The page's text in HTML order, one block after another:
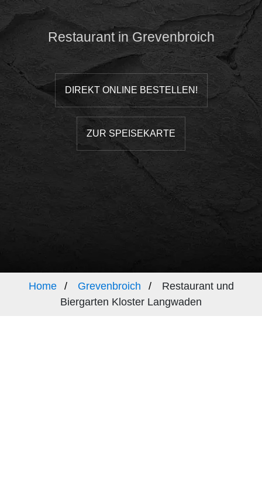
Restaurant in Grevenbroich
DIREKT ONLINE BESTELLEN!
ZUR SPEISEKARTE
Home Grevenbroich
Restaurant und
Biergarten Kloster Langwaden